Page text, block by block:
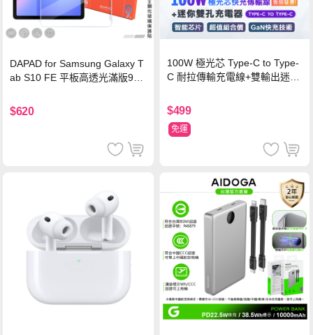
DAPAD for Samsung Galaxy T
ab S10 FE 平板高透光滿版9H
$620
100W 極光芯 Type-C to Type-
C 耐拉傳輸充電線+雙輸出迷你
$499
免運